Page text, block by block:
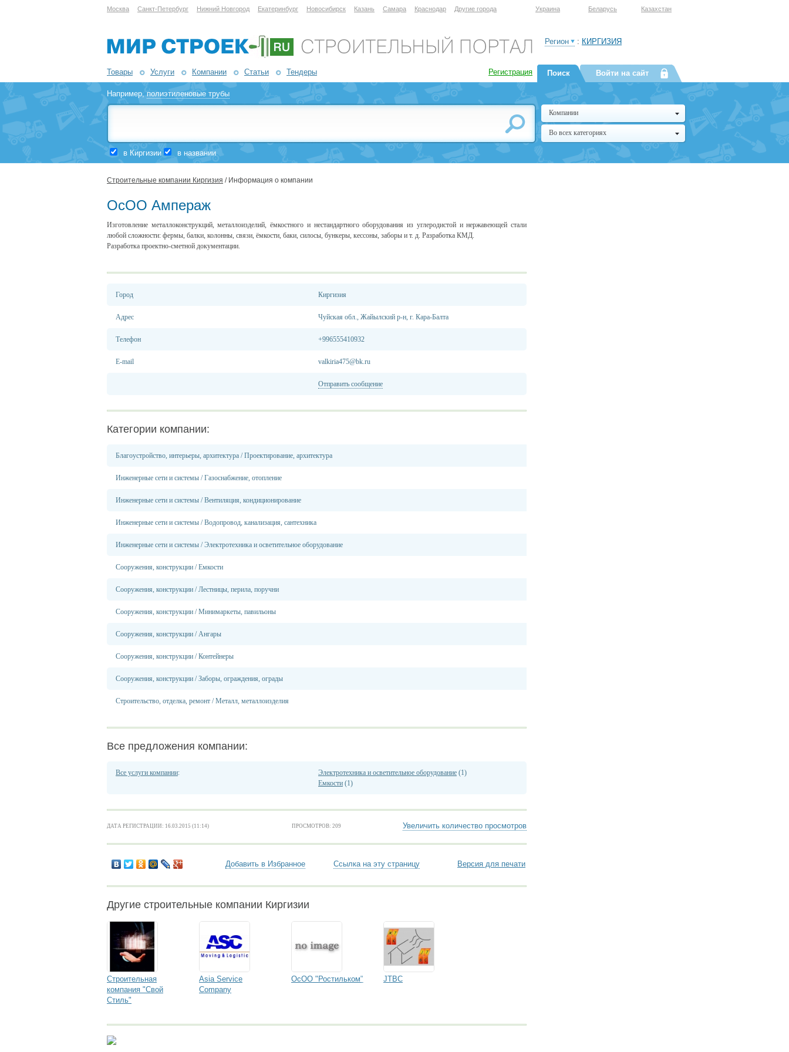
Москва Санкт-Петербург Нижний Новгород Екатеринбург Новосибирск Казань Самара Краснодар Другие города Украина Беларусь Казахстан
Товары Услуги Компании Статьи Тендеры Регистрация
Регион : КИРГИЗИЯ
Например,полиэтиленовые трубы
в Киргизии в названии
Поиск Войти на сайт
Компании
Во всех категориях
Строительные компании Киргизия / Информация о компании
ОсОО Ампераж
Изготовление металлоконструкций, металлоизделий, ёмкостного и нестандартного оборудования из углеродистой и нержавеющей стали
любой сложности: фермы, балки, колонны, связи, ёмкости, баки, силосы, бункеры, кессоны, заборы и т. д. Разработка КМД.
Разработка проектно-сметной документации.
Город Киргизия
Адрес Чуйская обл., Жайылский р-н, г. Кара-Балта
Телефон +996555410932
E-mail valkiria475@bk.ru
Отправить сообщение
Категории компании:
Благоустройство, интерьеры, архитектура /Проектирование, архитектура
Инженерные сети и системы /Газоснабжение, отопление
Инженерные сети и системы /Вентиляция, кондиционирование
Инженерные сети и системы /Водопровод, канализация, сантехника
Инженерные сети и системы /Электротехника и осветительное оборудование
Сооружения, конструкции /Емкости
Сооружения, конструкции /Лестницы, перила, поручни
Сооружения, конструкции /Минимаркеты, павильоны
Сооружения, конструкции /Ангары
Сооружения, конструкции /Контейнеры
Сооружения, конструкции /Заборы, ограждения, ограды
Строительство, отделка, ремонт /Металл, металлоизделия
Все предложения компании:
Все услуги компании: Электротехника и осветительное оборудование (1)
Емкости (1)
ДАТА РЕГИСТРАЦИИ: 16.03.2015 (11:14) ПРОСМОТРОВ: 209 Увеличить количество просмотров
Добавить в Избранное Ссылка на эту страницу Версия для печати
Другие строительные компании Киргизии
Строительная
компания "Свой
Стиль"
Asia Service
Company
ОсОО "Ростильком" JTBC